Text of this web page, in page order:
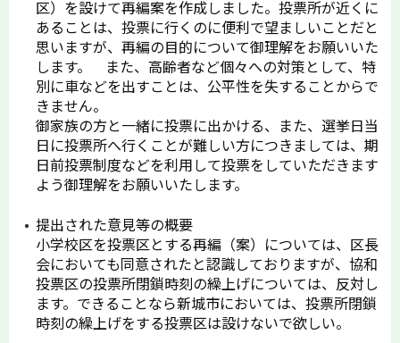
区）を設けて再編案を作成しました。投票所が近くに
あることは、投票に行くのに便利で望ましいことだと
思いますが、再編の目的について御理解をお願いいた
します。 また、高齢者など個々への対策として、特
別に車などを出すことは、公平性を失することからで
きません。
御家族の方と一緒に投票に出かける、また、選挙日当
日に投票所へ行くことが難しい方につきましては、期
日前投票制度などを利用して投票をしていただきます
よう御理解をお願いいたします。
提出された意見等の概要
小学校区を投票区とする再編（案）については、区長
会においても同意されたと認識しておりますが、協和
投票区の投票所閉鎖時刻の繰上げについては、反対し
ます。できることなら新城市においては、投票所閉鎖
時刻の繰上げをする投票区は設けないで欲しい。